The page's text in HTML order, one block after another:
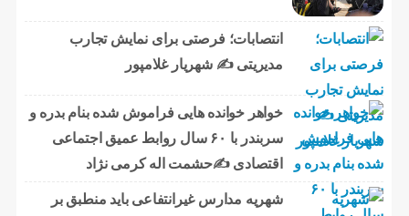
انتصابات؛ فرصتی برای نمایش تجارب
مدیریتی ✍ شهریار غلامپور
خواهر خوانده هایی فراموش شده بنام بدره و
سربندر با ۶۰ سال روابط عمیق اجتماعی
اقتصادی ✍حشمت اله کرمی نژاد
شهریه مدارس غیرانتفاعی باید منطبق بر